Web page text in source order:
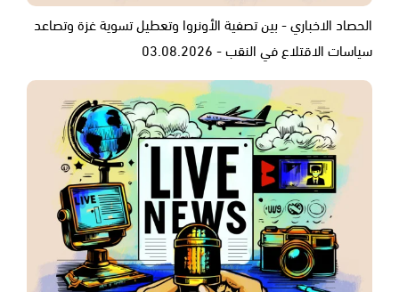
الحصاد الاخباري - بين تصفية الأونروا وتعطيل تسوية غزة وتصاعد
سياسات الاقتلاع في النقب - 03.08.2026